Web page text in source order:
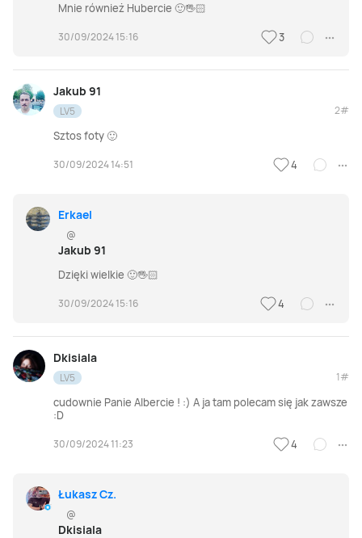
Mnie również Hubercie 🙂🖐🏻
30/09/2024 15:16 3
Jakub 91
LV5 2#
Sztos foty 🙂
30/09/2024 14:51 4
Erkael
@
Jakub 91
Dzięki wielkie 🙂🖐🏻
30/09/2024 15:16 4
Dkisiala
LV5 1#
cudownie Panie Albercie ! :) A ja tam polecam się jak zawsze
:D
30/09/2024 11:23 4
Łukasz Cz.
@
Dkisiala